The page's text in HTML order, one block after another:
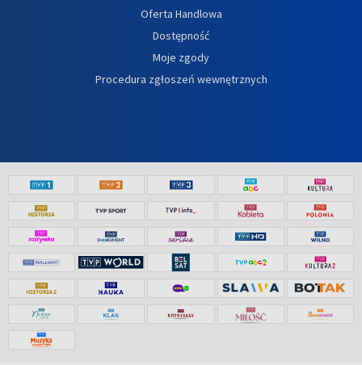
Oferta Handlowa
Dostępność
Moje zgody
Procedura zgłoszeń wewnętrznych